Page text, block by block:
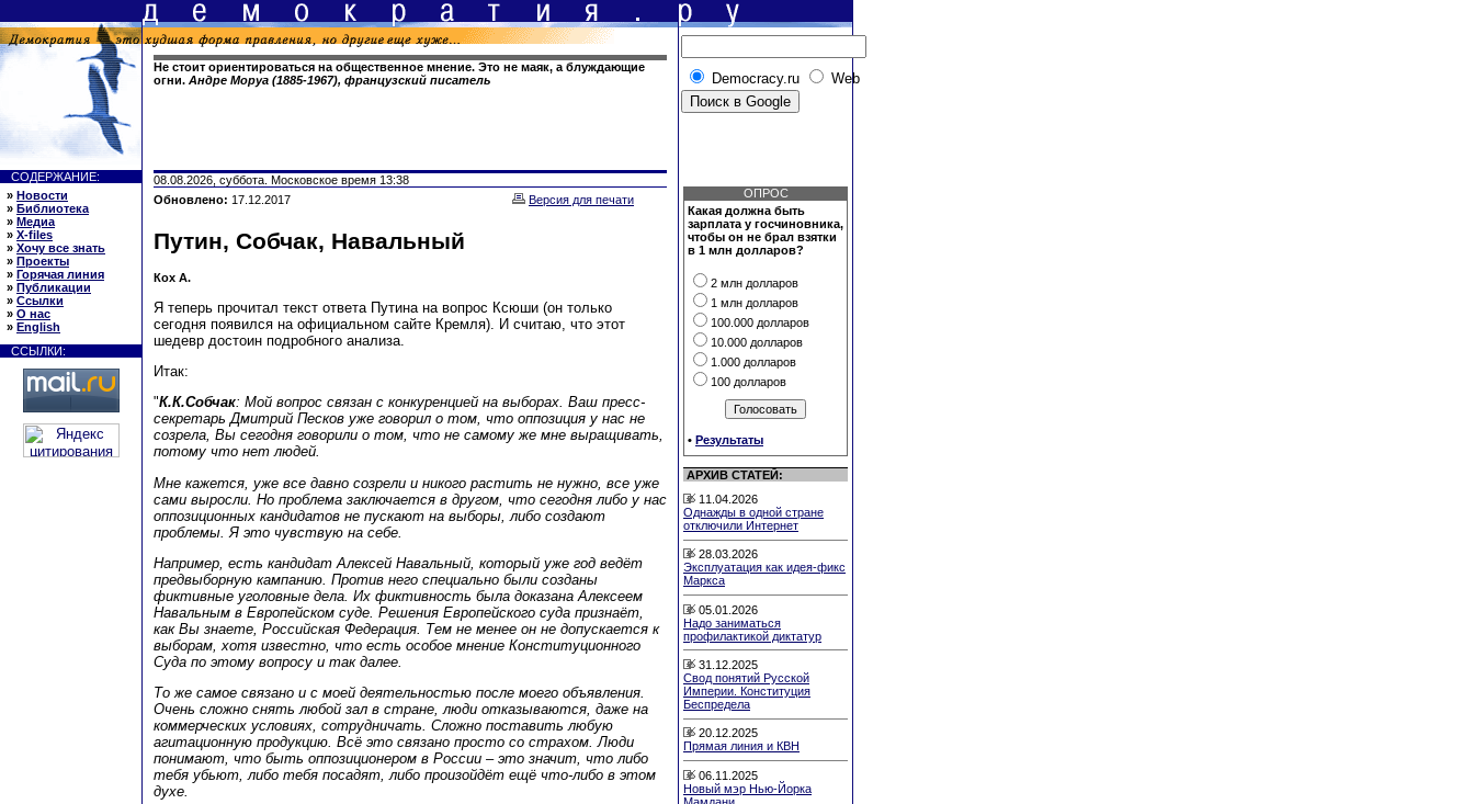
Не стоит ориентироваться на общественное мнение. Это не маяк, а блуждающие
огни. Андре Моруа (1885-1967), французский писатель Democracy.ru Web
СОДЕРЖАНИЕ:
» Новости
» Библиотека
» Медиа
» X-files
» Хочу все знать
» Проекты
» Горячая линия
» Публикации
» Ссылки
» О нас
» English
ССЫЛКИ:
08.08.2026, суббота. Московское время 13:38
Обновлено: 17.12.2017 Версия для печати
Путин, Собчак, Навальный
Кох А.
Я теперь прочитал текст ответа Путина на вопрос Ксюши (он только
сегодня появился на официальном сайте Кремля). И считаю, что этот
шедевр достоин подробного анализа.
Итак:
"К.К.Собчак: Мой вопрос связан с конкуренцией на выборах. Ваш пресс-
секретарь Дмитрий Песков уже говорил о том, что оппозиция у нас не
созрела, Вы сегодня говорили о том, что не самому же мне выращивать,
потому что нет людей.
Мне кажется, уже все давно созрели и никого растить не нужно, все уже
сами выросли. Но проблема заключается в другом, что сегодня либо у нас
оппозиционных кандидатов не пускают на выборы, либо создают
проблемы. Я это чувствую на себе.
Например, есть кандидат Алексей Навальный, который уже год ведёт
предвыборную кампанию. Против него специально были созданы
фиктивные уголовные дела. Их фиктивность была доказана Алексеем
Навальным в Европейском суде. Решения Европейского суда признаёт,
как Вы знаете, Российская Федерация. Тем не менее он не допускается к
выборам, хотя известно, что есть особое мнение Конституционного
Суда по этому вопросу и так далее.
То же самое связано и с моей деятельностью после моего объявления.
Очень сложно снять любой зал в стране, люди отказываются, даже на
коммерческих условиях, сотрудничать. Сложно поставить любую
агитационную продукцию. Всё это связано просто со страхом. Люди
понимают, что быть оппозиционером в России – это значит, что либо
тебя убьют, либо тебя посадят, либо произойдёт ещё что‑либо в этом
духе.
ОПРОС
Какая должна быть
зарплата у госчиновника,
чтобы он не брал взятки
в 1 млн долларов?
2 млн долларов
1 млн долларов
100.000 долларов
10.000 долларов
1.000 долларов
100 долларов
• Результаты
АРХИВ СТАТЕЙ:
11.04.2026
Однажды в одной стране
отключили Интернет
28.03.2026
Эксплуатация как идея-фикс
Маркса
05.01.2026
Надо заниматься
профилактикой диктатур
31.12.2025
Свод понятий Русской
Империи. Конституция
Беспредела
20.12.2025
Прямая линия и КВН
06.11.2025
Новый мэр Нью-Йорка
Мамдани